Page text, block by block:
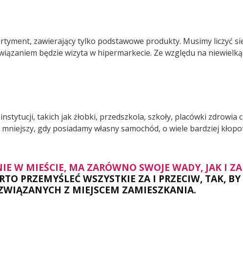
zawierający tylko podstawowe produkty. Musimy liczyć
będzie wizyta w hipermarkecie. Ze względu na
takich jak żłobki, przedszkola, szkoły, placówki zdrowia
gdy posiadamy własny samochód, o wiele bardziej
W MIEŚCIE, MA ZARÓWNO SWOJE WADY, JAK I
PRZEMYŚLEĆ WSZYSTKIE ZA I PRZECIW, TAK,
Z MIEJSCEM ZAMIESZKANIA.